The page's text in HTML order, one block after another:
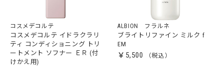
コスメデコルテ
コスメデコルテ イドラクラリ
ティ コンディショニング トリ
ートメント ソフナー ＥＲ (付
けかえ用)
ALBION フラルネ
ブライトリファイン ミルク f
EM
￥5,500